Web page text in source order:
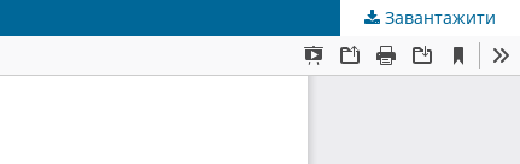
Завантажити